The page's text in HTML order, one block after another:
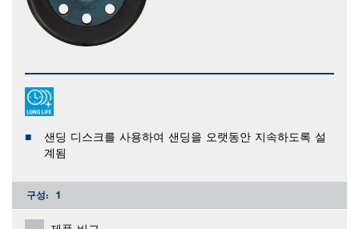
샌딩 디스크를 사용하여 샌딩을 오랫동안 지속하도록 설
계됨
구성: 1